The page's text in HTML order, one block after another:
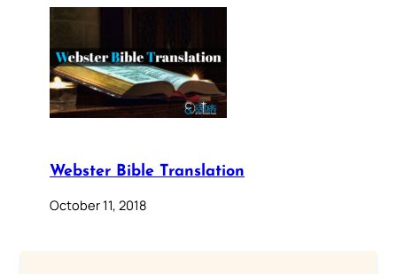
Webster Bible Translation
October 11, 2018